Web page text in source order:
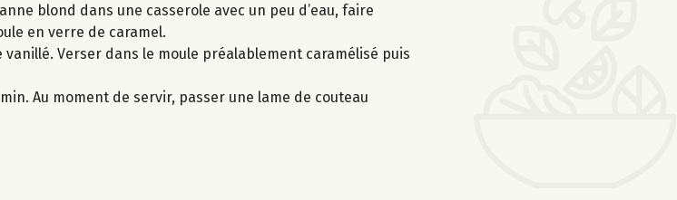
blond dans une casserole avec un peu d’eau, faire
en verre de caramel.
Verser dans le moule préalablement caramélisé puis
Au moment de servir, passer une lame de couteau